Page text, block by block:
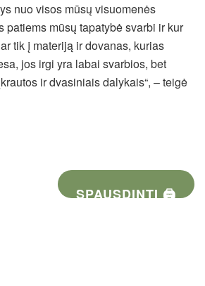
nuo visos mūsų visuomenės
patiems mūsų tapatybė svarbi ir kur
tik į materiją ir dovanas, kurias
jos irgi yra labai svarbios, bet
ir dvasiniais dalykais“, – teigė
SPAUSDINTI 🖨